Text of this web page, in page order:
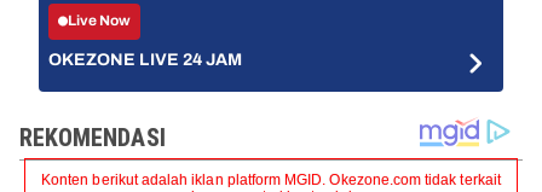
Live Now
OKEZONE LIVE 24 JAM